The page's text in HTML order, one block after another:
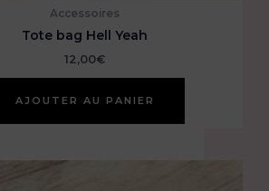
Accessoires
Tote bag Hell Yeah
12,00€
AJOUTER AU PANIER